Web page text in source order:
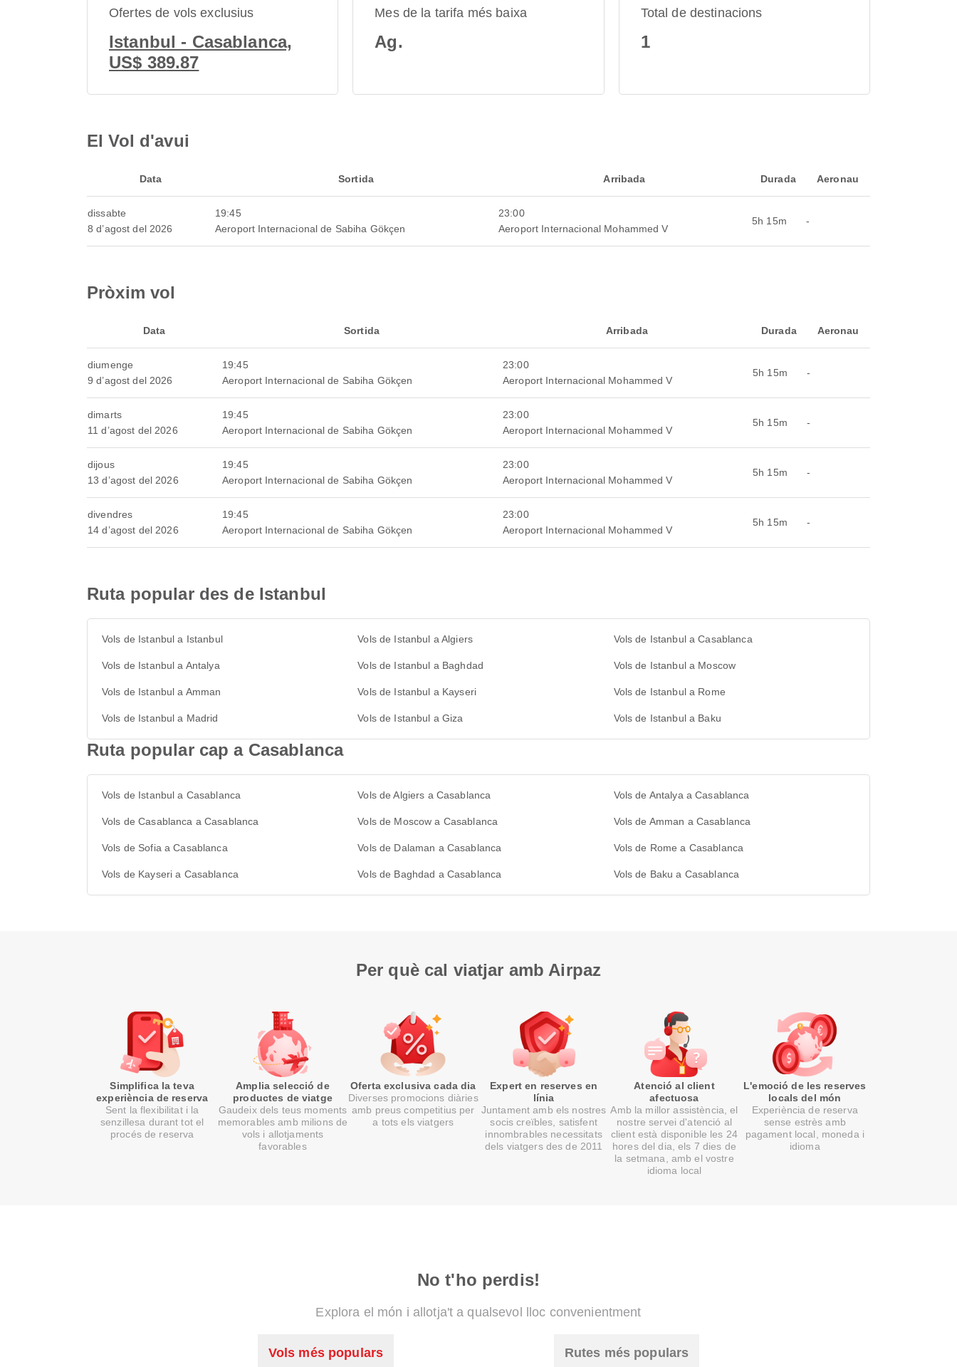
Ofertes de vols exclusius
Istanbul - Casablanca,
US$ 389.87
Mes de la tarifa més baixa
Ag.
Total de destinacions
1
El Vol d'avui
Data Sortida Arribada Durada Aeronau
dissabte
8 d’agost del 2026
19:45
Aeroport Internacional de Sabiha Gökçen
23:00
Aeroport Internacional Mohammed V
5h 15m -
Pròxim vol
Data Sortida Arribada Durada Aeronau
diumenge
9 d’agost del 2026
19:45
Aeroport Internacional de Sabiha Gökçen
23:00
Aeroport Internacional Mohammed V
5h 15m -
dimarts
11 d’agost del 2026
19:45
Aeroport Internacional de Sabiha Gökçen
23:00
Aeroport Internacional Mohammed V
5h 15m -
dijous
13 d’agost del 2026
19:45
Aeroport Internacional de Sabiha Gökçen
23:00
Aeroport Internacional Mohammed V
5h 15m -
divendres
14 d’agost del 2026
19:45
Aeroport Internacional de Sabiha Gökçen
23:00
Aeroport Internacional Mohammed V
5h 15m -
Ruta popular des de Istanbul
Vols de Istanbul a Istanbul Vols de Istanbul a Algiers Vols de Istanbul a Casablanca
Vols de Istanbul a Antalya Vols de Istanbul a Baghdad Vols de Istanbul a Moscow
Vols de Istanbul a Amman Vols de Istanbul a Kayseri Vols de Istanbul a Rome
Vols de Istanbul a Madrid Vols de Istanbul a Giza Vols de Istanbul a Baku
Ruta popular cap a Casablanca
Vols de Istanbul a Casablanca Vols de Algiers a Casablanca Vols de Antalya a Casablanca
Vols de Casablanca a Casablanca Vols de Moscow a Casablanca Vols de Amman a Casablanca
Vols de Sofia a Casablanca Vols de Dalaman a Casablanca Vols de Rome a Casablanca
Vols de Kayseri a Casablanca Vols de Baghdad a Casablanca Vols de Baku a Casablanca
Per què cal viatjar amb Airpaz
Simplifica la teva
experiència de reserva
Sent la flexibilitat i la
senzillesa durant tot el
procés de reserva
Amplia selecció de
productes de viatge
Gaudeix dels teus moments
memorables amb milions de
vols i allotjaments
favorables
Oferta exclusiva cada dia
Diverses promocions diàries
amb preus competitius per
a tots els viatgers
Expert en reserves en
línia
Juntament amb els nostres
socis creïbles, satisfent
innombrables necessitats
dels viatgers des de 2011
Atenció al client
afectuosa
Amb la millor assistència, el
nostre servei d'atenció al
client està disponible les 24
hores del dia, els 7 dies de
la setmana, amb el vostre
idioma local
L'emoció de les reserves
locals del món
Experiència de reserva
sense estrès amb
pagament local, moneda i
idioma
No t'ho perdis!
Explora el món i allotja't a qualsevol lloc convenientment
Vols més populars Rutes més populars